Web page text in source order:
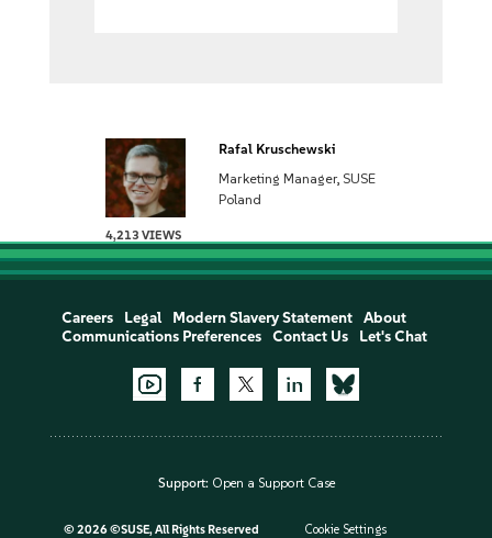
4,213 VIEWS
Rafal Kruschewski
Marketing Manager, SUSE
Poland
Careers Legal Modern Slavery Statement
About
Communications Preferences
Contact Us Let's Chat
Support: Open a Support Case
© 2026 ©SUSE, All Rights Reserved Cookie Settings